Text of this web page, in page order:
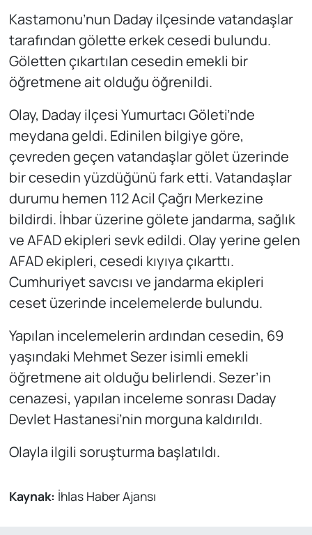
Kastamonu’nun Daday ilçesinde vatandaşlar
tarafından gölette erkek cesedi bulundu.
Göletten çıkartılan cesedin emekli bir
öğretmene ait olduğu öğrenildi.
Olay, Daday ilçesi Yumurtacı Göleti’nde
meydana geldi. Edinilen bilgiye göre,
çevreden geçen vatandaşlar gölet üzerinde
bir cesedin yüzdüğünü fark etti. Vatandaşlar
durumu hemen 112 Acil Çağrı Merkezine
bildirdi. İhbar üzerine gölete jandarma, sağlık
ve AFAD ekipleri sevk edildi. Olay yerine gelen
AFAD ekipleri, cesedi kıyıya çıkarttı.
Cumhuriyet savcısı ve jandarma ekipleri
ceset üzerinde incelemelerde bulundu.
Yapılan incelemelerin ardından cesedin, 69
yaşındaki Mehmet Sezer isimli emekli
öğretmene ait olduğu belirlendi. Sezer’in
cenazesi, yapılan inceleme sonrası Daday
Devlet Hastanesi’nin morguna kaldırıldı.
Olayla ilgili soruşturma başlatıldı.
Kaynak: İhlas Haber Ajansı
Web Tv
Yerel